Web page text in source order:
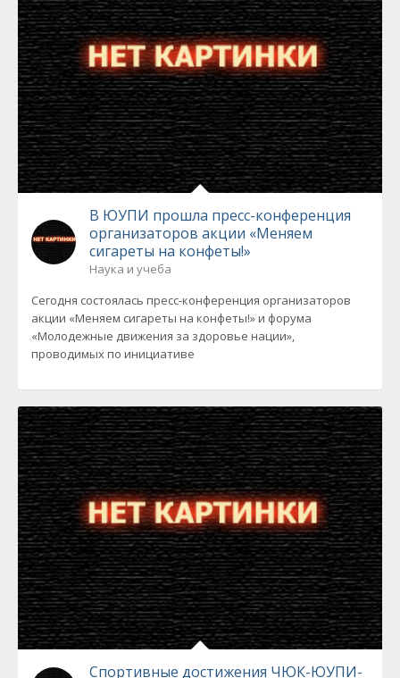
В ЮУПИ прошла пресс-конференция
организаторов акции «Меняем
сигареты на конфеты!»
Наука и учеба
Сегодня состоялась пресс-конференция организаторов
акции «Меняем сигареты на конфеты!» и форума
«Молодежные движения за здоровье нации»,
проводимых по инициативе
Спортивные достижения ЧЮК-ЮУПИ-